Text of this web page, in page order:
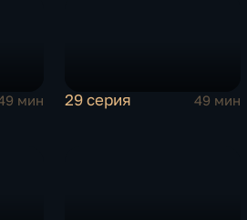
мин 29 серия 49 мин